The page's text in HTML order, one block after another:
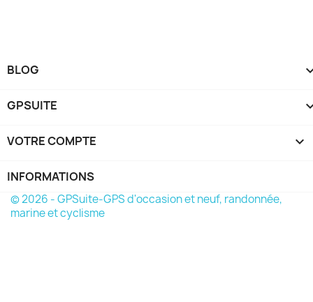
BLOG
GPSUITE
VOTRE COMPTE 
INFORMATIONS
© 2026 - GPSuite-GPS d'occasion et neuf, randonnée,
marine et cyclisme